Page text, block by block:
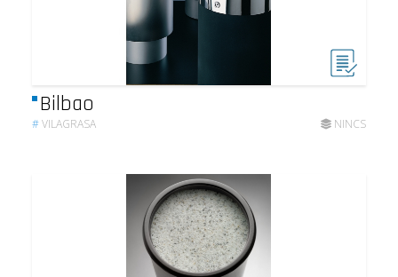
Bilbao
#VILAGRASA NINCS